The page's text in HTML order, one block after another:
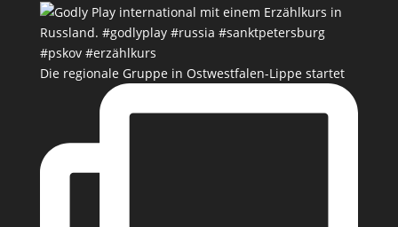
Die regionale Gruppe in Ostwestfalen-Lippe startet